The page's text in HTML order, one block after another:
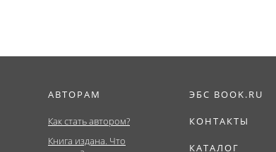
АВТОРАМ
Как стать автором?
Книга издана. Что
ЭБС BOOK.RU
КОНТАКТЫ
КАТАЛОГ